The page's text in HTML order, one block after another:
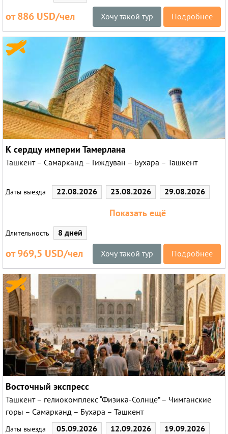
от 886 USD/чел Хочу такой тур Подробнее
К сердцу империи Тамерлана
Ташкент – Самарканд – Гиждуван – Бухара – Ташкент
Даты выезда 22.08.2026 23.08.2026
29.08.2026
01.09.2026
Показать ещё
Длительность 8 дней
от 969,5 USD/чел Хочу такой тур Подробнее
Восточный экспресс
Ташкент – гелиокомплекс “Физика-Солнце” – Чимганские
горы – Самарканд – Бухара – Ташкент
Даты выезда 05.09.2026 12.09.2026
19.09.2026